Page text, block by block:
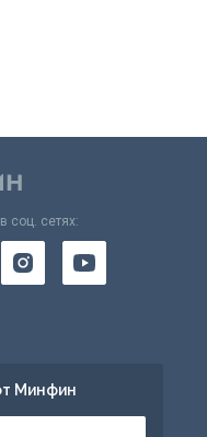
соц. сетях:
Минфин